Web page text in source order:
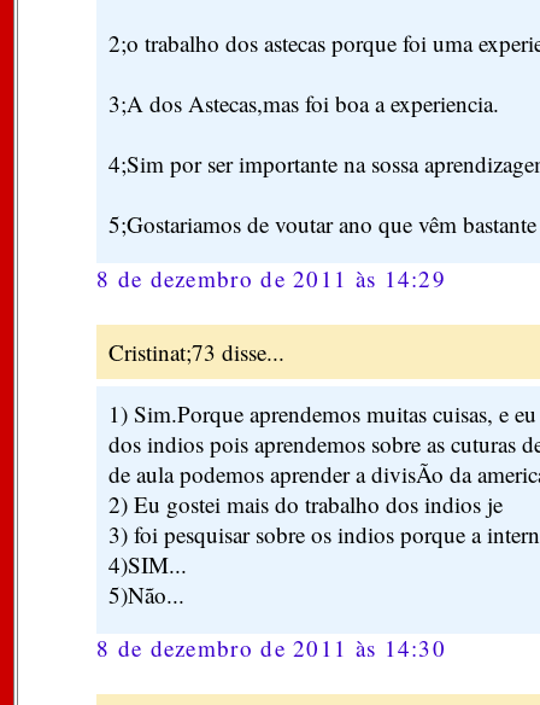
2;o trabalho dos astecas porque foi uma
3;A dos Astecas,mas foi boa a experiencia.
4;Sim por ser importante na sossa
5;Gostariamos de voutar ano que vêm
8 de dezembro de 2011 às 14:29
Cristinat;73 disse...
1) Sim.Porque aprendemos muitas cuisas, e
dos indios pois aprendemos sobre as cuturas
de aula podemos aprender a divisÃo da
2) Eu gostei mais do trabalho dos indios je
3) foi pesquisar sobre os indios porque a
4)SIM...
5)Não...
8 de dezembro de 2011 às 14:30